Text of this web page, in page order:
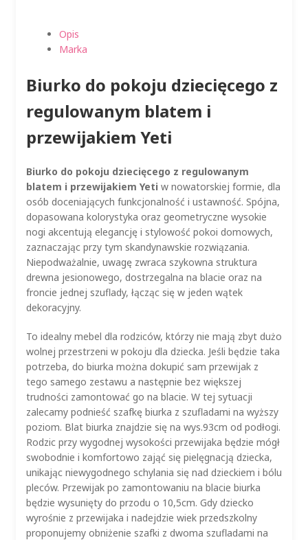
Opis
Marka
Biurko do pokoju dziecięcego z
regulowanym blatem i
przewijakiem Yeti
Biurko do pokoju dziecięcego z regulowanym
blatem i przewijakiem Yeti w nowatorskiej formie, dla
osób doceniających funkcjonalność i ustawność. Spójna,
dopasowana kolorystyka oraz geometryczne wysokie
nogi akcentują elegancję i stylowość pokoi domowych,
zaznaczając przy tym skandynawskie rozwiązania.
Niepodważalnie, uwagę zwraca szykowna struktura
drewna jesionowego, dostrzegalna na blacie oraz na
froncie jednej szuflady, łącząc się w jeden wątek
dekoracyjny.
To idealny mebel dla rodziców, którzy nie mają zbyt dużo
wolnej przestrzeni w pokoju dla dziecka. Jeśli będzie taka
potrzeba, do biurka można dokupić sam przewijak z
tego samego zestawu a następnie bez większej
trudności zamontować go na blacie. W tej sytuacji
zalecamy podnieść szafkę biurka z szufladami na wyższy
poziom. Blat biurka znajdzie się na wys.93cm od podłogi.
Rodzic przy wygodnej wysokości przewijaka będzie mógł
swobodnie i komfortowo zająć się pielęgnacją dziecka,
unikając niewygodnego schylania się nad dzieckiem i bólu
pleców. Przewijak po zamontowaniu na blacie biurka
będzie wysunięty do przodu o 10,5cm. Gdy dziecko
wyrośnie z przewijaka i nadejdzie wiek przedszkolny
proponujemy obniżenie szafki z dwoma szufladami na